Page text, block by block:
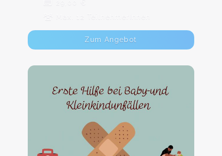
29,00 €
Max. 12 TeilnehmerInnen
Zum Angebot